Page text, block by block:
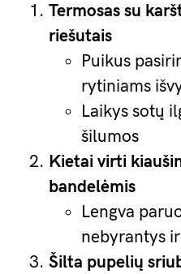
Termosas su
riešutais
Puikus
rytiniams
Laikys sotų
šilumos
Kietai virti
bandelėmis
Lengva
nebyrantys
Šilta pupelių